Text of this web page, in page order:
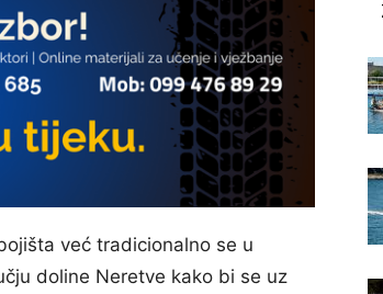
već tradicionalno se u
doline Neretve kako bi se uz